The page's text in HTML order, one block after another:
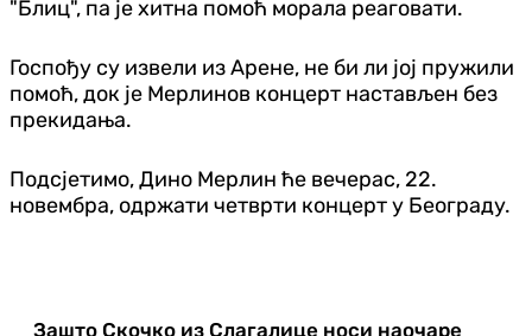
"Блиц", па је хитна помоћ морала реаговати.
Госпођу су извели из Арене, не би ли јој пружили
помоћ, док је Мерлинов концерт настављен без
прекидања.
Подсјетимо, Дино Мерлин ће вечерас, 22.
новембра, одржати четврти концерт у Београду.
Зашто Скочко из Слагалице носи наочаре